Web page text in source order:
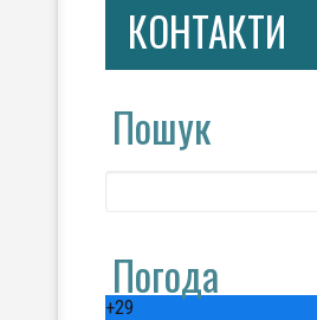
КОНТАКТИ
Пошук
Погода
+29